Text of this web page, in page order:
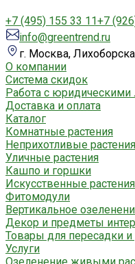
+7 (495) 155 33 11+7
info@greentrend.ru
г. Москва,
О компании
Система скидок
Работа с юридическими
Доставка и оплата
Каталог
Комнатные растения
Неприхотливые растения
Уличные растения
Кашпо и горшки
Искусственные растения
Фитомодули
Вертикальное
Декор и предметы
Товары для пересадки и
Услуги